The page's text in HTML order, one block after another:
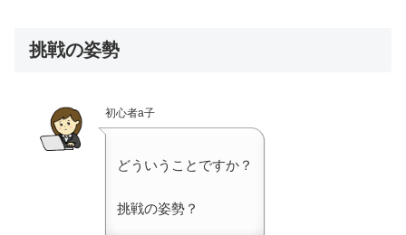
挑戦の姿勢
初心者a子
どういうことですか？
挑戦の姿勢？